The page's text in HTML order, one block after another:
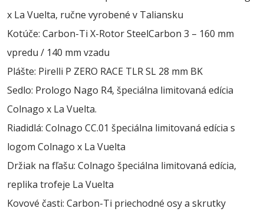
x La Vuelta, ručne vyrobené v Taliansku
Kotúče: Carbon-Ti X-Rotor SteelCarbon 3 – 160 mm
vpredu / 140 mm vzadu
Plášte: Pirelli P ZERO RACE TLR SL 28 mm BK
Sedlo: Prologo Nago R4, špeciálna limitovaná edícia
Colnago x La Vuelta.
Riadidlá: Colnago CC.01 špeciálna limitovaná edícia s
logom Colnago x La Vuelta
Držiak na fľašu: Colnago špeciálna limitovaná edícia,
replika trofeje La Vuelta
Kovové časti: Carbon-Ti priechodné osy a skrutky